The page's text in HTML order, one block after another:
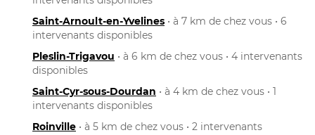
Saint-Arnoult-en-Yvelines • à 7 km de chez vous • 6
intervenants disponibles
Pleslin-Trigavou • à 6 km de chez vous • 4 intervenants
disponibles
Saint-Cyr-sous-Dourdan • à 4 km de chez vous • 1
intervenants disponibles
Roinville • à 5 km de chez vous • 2 intervenants